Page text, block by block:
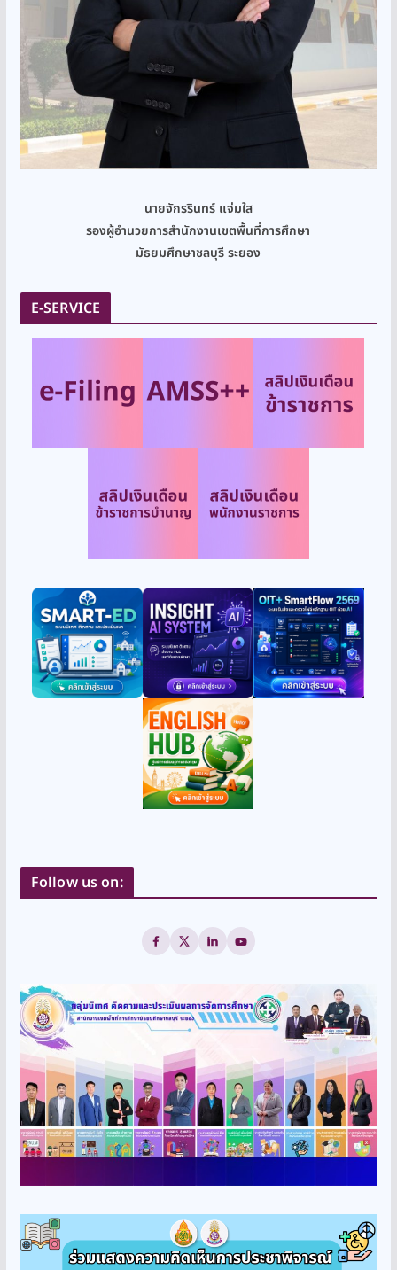
นายจักรรินทร์ แจ่มใส
รองผู้อำนวยการสำนักงานเขตพื้นที่การศึกษา
มัธยมศึกษาชลบุรี ระยอง
E-SERVICE
Follow us on: